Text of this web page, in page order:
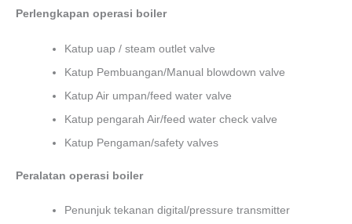
Perlengkapan operasi boiler
Katup uap / steam outlet valve
Katup Pembuangan/Manual blowdown valve
Katup Air umpan/feed water valve
Katup pengarah Air/feed water check valve
Katup Pengaman/safety valves
Peralatan operasi boiler
Penunjuk tekanan digital/pressure transmitter